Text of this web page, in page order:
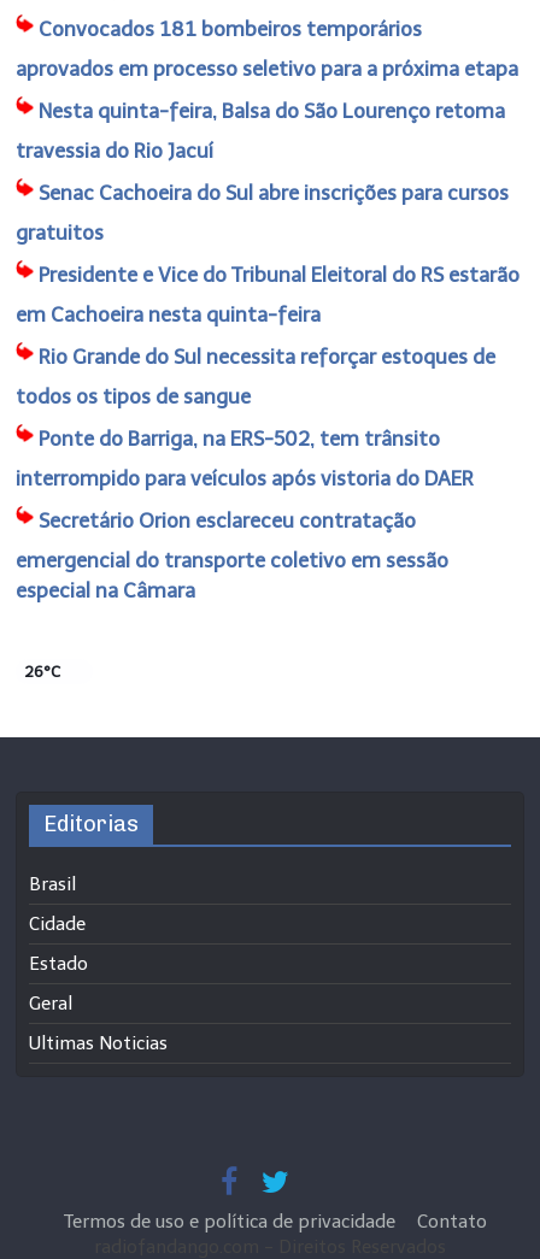
Convocados 181 bombeiros temporários
aprovados em processo seletivo para a próxima etapa
Nesta quinta-feira, Balsa do São Lourenço retoma
travessia do Rio Jacuí
Senac Cachoeira do Sul abre inscrições para cursos
gratuitos
Presidente e Vice do Tribunal Eleitoral do RS estarão
em Cachoeira nesta quinta-feira
Rio Grande do Sul necessita reforçar estoques de
todos os tipos de sangue
Ponte do Barriga, na ERS-502, tem trânsito
interrompido para veículos após vistoria do DAER
Secretário Orion esclareceu contratação
emergencial do transporte coletivo em sessão
especial na Câmara
26°C
Editorias
Brasil
Cidade
Estado
Geral
Ultimas Noticias
Termos de uso e política de privacidade
Contato